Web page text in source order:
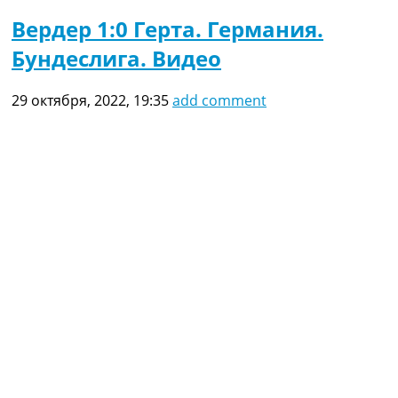
Вердер 1:0 Герта. Германия.
Бундеслига. Видео
29 октября, 2022, 19:35add comment